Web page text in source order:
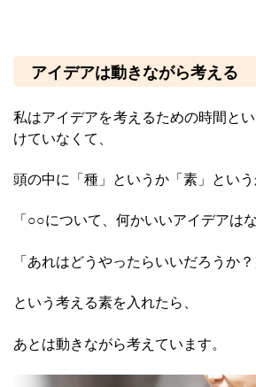
アイデアは動きながら考える
私はアイデアを考えるための時間と
けていなくて、
頭の中に「種」というか「素」という
「○○について、何かいいアイデアは
「あれはどうやったらいいだろうか？
という考える素を入れたら、
あとは動きながら考えています。